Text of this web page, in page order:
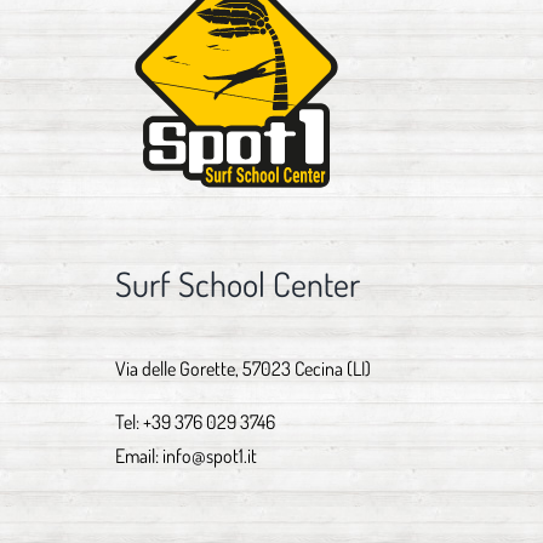
Surf School Center
Via delle Gorette, 57023 Cecina (LI)
Tel:+39 376 029 3746
Email: info@spot1.it